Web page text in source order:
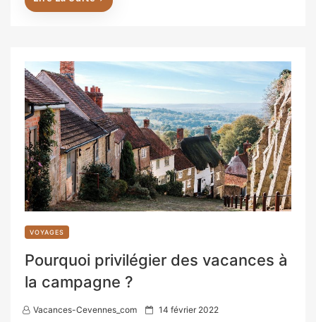
VOYAGES
Pourquoi privilégier des vacances à
la campagne ?
Vacances-Cevennes_com
P 14 février 2022